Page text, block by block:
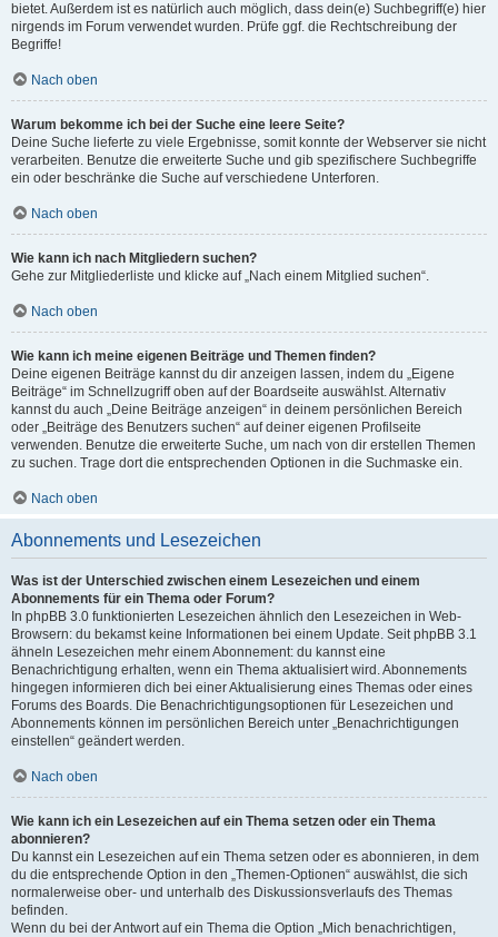
bietet. Außerdem ist es natürlich auch möglich, dass dein(e) Suchbegriff(e) hier
nirgends im Forum verwendet wurden. Prüfe ggf. die Rechtschreibung der
Begriffe!
Nach oben
Warum bekomme ich bei der Suche eine leere Seite?
Deine Suche lieferte zu viele Ergebnisse, somit konnte der Webserver sie nicht
verarbeiten. Benutze die erweiterte Suche und gib spezifischere Suchbegriffe
ein oder beschränke die Suche auf verschiedene Unterforen.
Nach oben
Wie kann ich nach Mitgliedern suchen?
Gehe zur Mitgliederliste und klicke auf „Nach einem Mitglied suchen“.
Nach oben
Wie kann ich meine eigenen Beiträge und Themen finden?
Deine eigenen Beiträge kannst du dir anzeigen lassen, indem du „Eigene
Beiträge“ im Schnellzugriff oben auf der Boardseite auswählst. Alternativ
kannst du auch „Deine Beiträge anzeigen“ in deinem persönlichen Bereich
oder „Beiträge des Benutzers suchen“ auf deiner eigenen Profilseite
verwenden. Benutze die erweiterte Suche, um nach von dir erstellen Themen
zu suchen. Trage dort die entsprechenden Optionen in die Suchmaske ein.
Nach oben
Abonnements und Lesezeichen
Was ist der Unterschied zwischen einem Lesezeichen und einem
Abonnements für ein Thema oder Forum?
In phpBB 3.0 funktionierten Lesezeichen ähnlich den Lesezeichen in Web-
Browsern: du bekamst keine Informationen bei einem Update. Seit phpBB 3.1
ähneln Lesezeichen mehr einem Abonnement: du kannst eine
Benachrichtigung erhalten, wenn ein Thema aktualisiert wird. Abonnements
hingegen informieren dich bei einer Aktualisierung eines Themas oder eines
Forums des Boards. Die Benachrichtigungsoptionen für Lesezeichen und
Abonnements können im persönlichen Bereich unter „Benachrichtigungen
einstellen“ geändert werden.
Nach oben
Wie kann ich ein Lesezeichen auf ein Thema setzen oder ein Thema
abonnieren?
Du kannst ein Lesezeichen auf ein Thema setzen oder es abonnieren, in dem
du die entsprechende Option in den „Themen-Optionen“ auswählst, die sich
normalerweise ober- und unterhalb des Diskussionsverlaufs des Themas
befinden.
Wenn du bei der Antwort auf ein Thema die Option „Mich benachrichtigen,